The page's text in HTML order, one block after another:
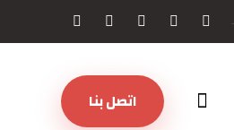
اتصل بنا